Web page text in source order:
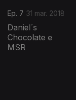
Ep. 7 31 mar. 2018
Daniel´s
Chocolate e
MSR